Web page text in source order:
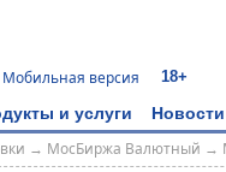
Мобильная версия 18+
и услуги Новости
→ МосБиржа Валютный →